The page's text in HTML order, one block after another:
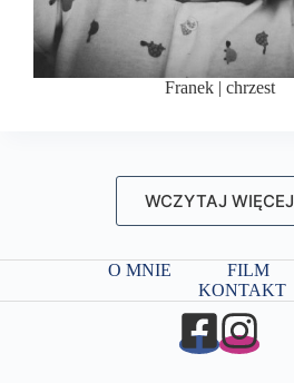
Franek | chrzest
WCZYTAJ WIĘCEJ
O MNIE FILM
KONTAKT